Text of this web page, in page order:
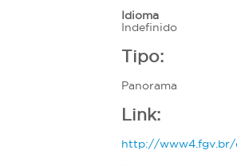
a
l
ê
e
s
t
á
q
u
Idioma
Indefinido
Tipo:
Panorama
Link:
http://www4.fgv.br/